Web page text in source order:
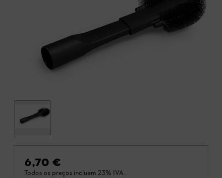
6,70 €
Todos os preços incluem 23% IVA.